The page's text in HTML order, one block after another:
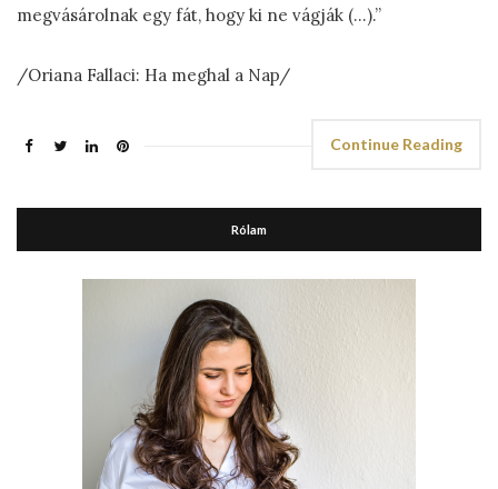
megvásárolnak egy fát, hogy ki ne vágják (…).”
/Oriana Fallaci: Ha meghal a Nap/
Continue Reading
Rólam